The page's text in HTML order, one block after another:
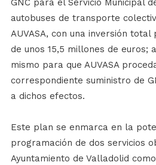
GNC para el Servicio Municipal
autobuses de transporte
AUVASA, con una inversión
de unos 15,5 millones de euros;
mismo para que AUVASA
correspondiente suministro de
a dichos efectos.
Este plan se enmarca en la
programación de dos servicios
Ayuntamiento de Valladolid